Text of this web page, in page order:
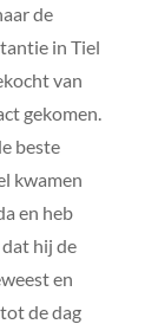
de
in Tiel
van
gekomen.
beste
kwamen
en heb
hij de
en
de dag